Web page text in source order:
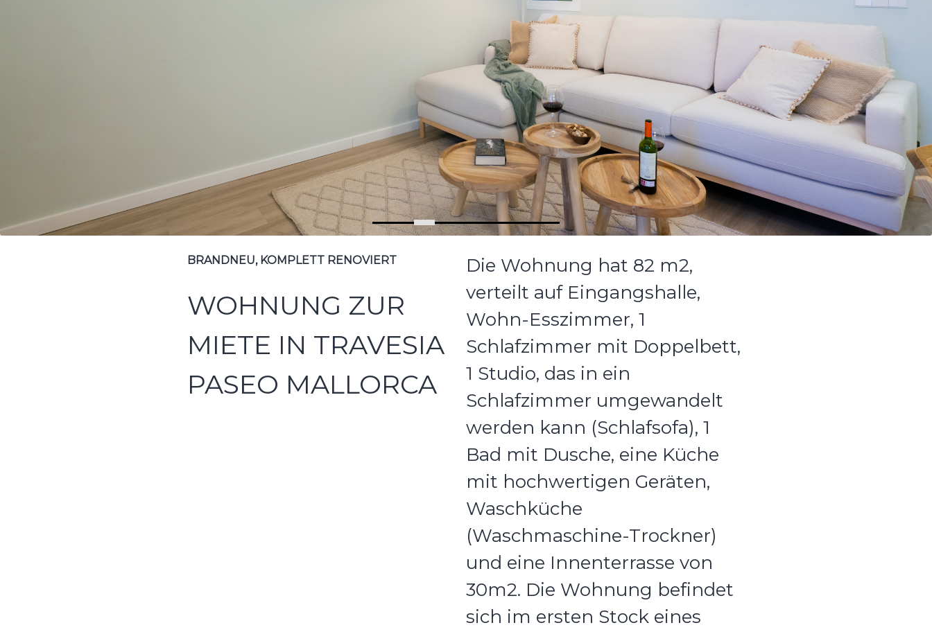
Card Title-3
This is description here-3
BRANDNEU, KOMPLETT RENOVIERT
WOHNUNG ZUR
MIETE IN TRAVESIA
PASEO MALLORCA
Die Wohnung hat 82 m2,
verteilt auf Eingangshalle,
Wohn-Esszimmer, 1
Schlafzimmer mit Doppelbett,
1 Studio, das in ein
Schlafzimmer umgewandelt
werden kann (Schlafsofa), 1
Bad mit Dusche, eine Küche
mit hochwertigen Geräten,
Waschküche
(Waschmaschine-Trockner)
und eine Innenterrasse von
30m2. Die Wohnung befindet
sich im ersten Stock eines